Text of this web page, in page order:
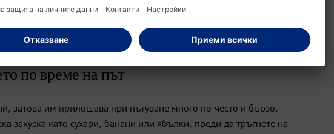
по време на път
затова им прилошава при пътуване много по-често и бързо,
закуска като сухари, банани или ябълки, преди да тръгнете на